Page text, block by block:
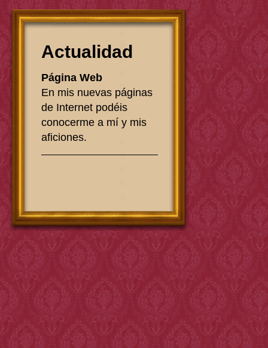
Actualidad
Página Web
En mis nuevas páginas
de Internet podéis
conocerme a mí y mis
aficiones.